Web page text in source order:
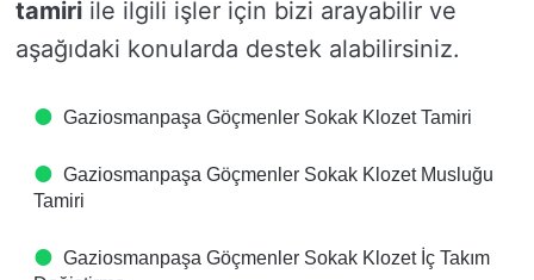
tamiri ile ilgili işler için bizi arayabilir ve
aşağıdaki konularda destek alabilirsiniz.
Gaziosmanpaşa Göçmenler Sokak Klozet Tamiri
Gaziosmanpaşa Göçmenler Sokak Klozet Musluğu
Tamiri
Gaziosmanpaşa Göçmenler Sokak Klozet İç Takım